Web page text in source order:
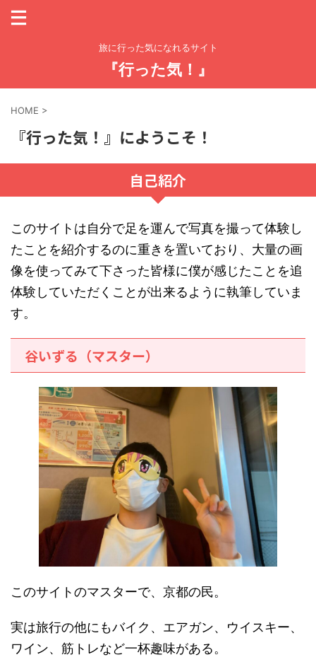
旅に行った気になれるサイト
『行った気！』
HOME >
『行った気！』にようこそ！
自己紹介
このサイトは自分で足を運んで写真を撮って体験し
たことを紹介するのに重きを置いており、大量の画
像を使ってみて下さった皆様に僕が感じたことを追
体験していただくことが出来るように執筆していま
す。
谷いずる（マスター）
このサイトのマスターで、京都の民。
実は旅行の他にもバイク、エアガン、ウイスキー、
ワイン、筋トレなど一杯趣味がある。